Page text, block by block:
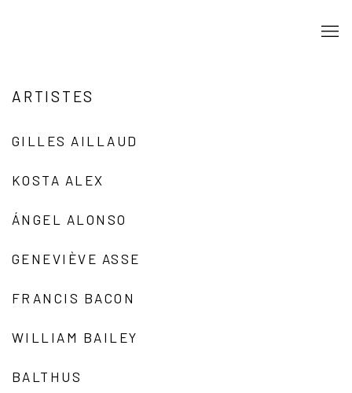
ARTISTES
GILLES AILLAUD
KOSTA ALEX
ÁNGEL ALONSO
GENEVIÈVE ASSE
FRANCIS BACON
WILLIAM BAILEY
BALTHUS